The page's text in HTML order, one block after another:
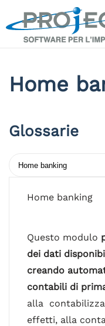
Skip to main
Home
Glossarie
Home banking
Questo modulo
dei dati
creando
contabili di
alla
effetti, alla